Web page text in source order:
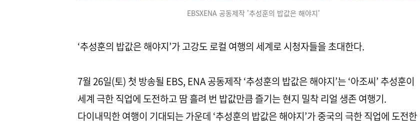
EBSXENA 공동제작 '추성훈의 밥값은 해야지'
‘추성훈의 밥값은 해야지’가 고강도 로컬 여행의 세계로 시청자들을 초대한다.
7월 26일(토) 첫 방송될 EBS, ENA 공동제작 ‘추성훈의 밥값은 해야지’는 ‘아조씨’ 추성훈이
세계 극한 직업에 도전하고 땀 흘려 번 밥값만큼 즐기는 현지 밀착 리얼 생존 여행기.
다이내믹한 여행이 기대되는 가운데 ‘추성훈의 밥값은 해야지’가 중국의 극한 직업에 도전한